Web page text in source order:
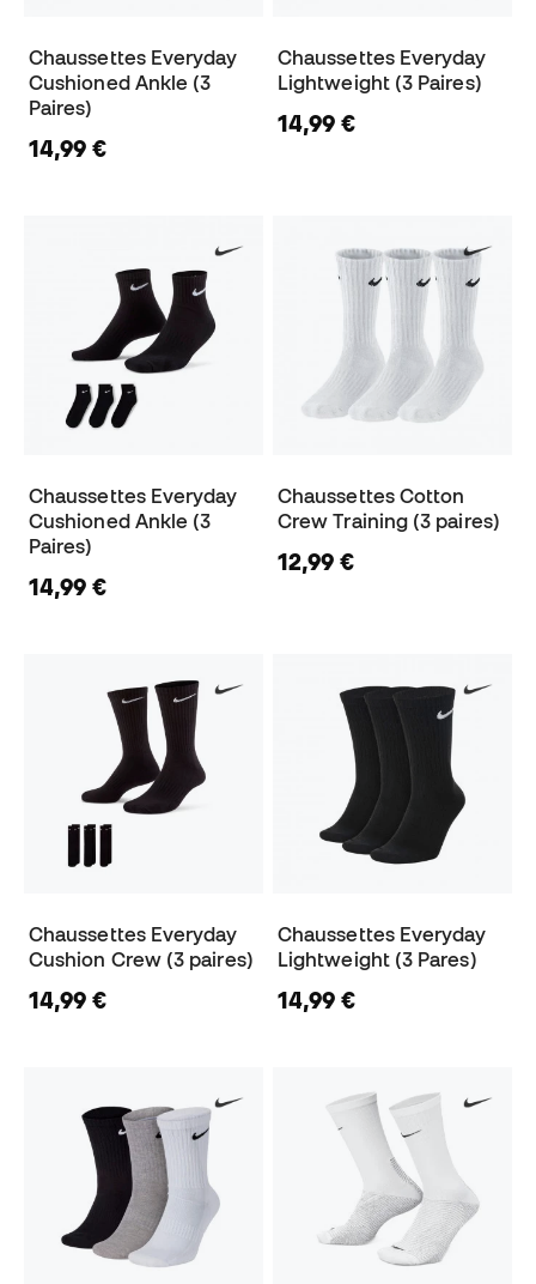
Chaussettes Everyday
Cushioned Ankle (3
Paires)
14,99 €
Chaussettes Everyday
Lightweight (3 Paires)
14,99 €
Chaussettes Everyday
Cushioned Ankle (3
Paires)
14,99 €
Chaussettes Cotton
Crew Training (3 paires)
12,99 €
Chaussettes Everyday
Cushion Crew (3 paires)
14,99 €
Chaussettes Everyday
Lightweight (3 Pares)
14,99 €